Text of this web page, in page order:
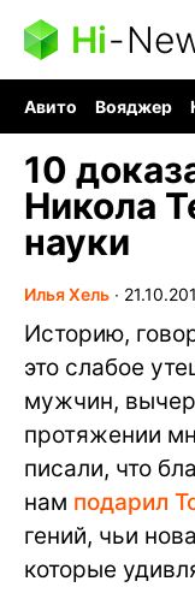
Hi-
Авито Вояджер
10
Никола
науки
Илья Хель ∙
Историю,
это слабое
мужчин,
протяжении
писали, что
нам подарил
гений, чьи
которые